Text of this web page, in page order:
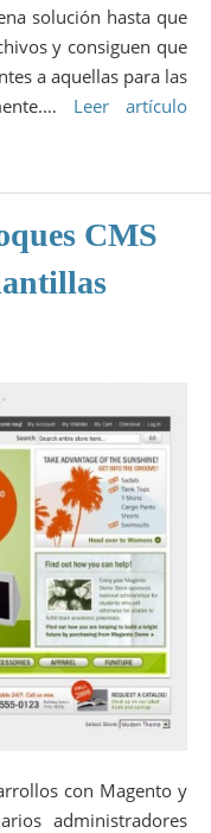
solución hasta que
y consiguen que
a aquellas para las
Leer artículo
CMS
con Magento y
administradores